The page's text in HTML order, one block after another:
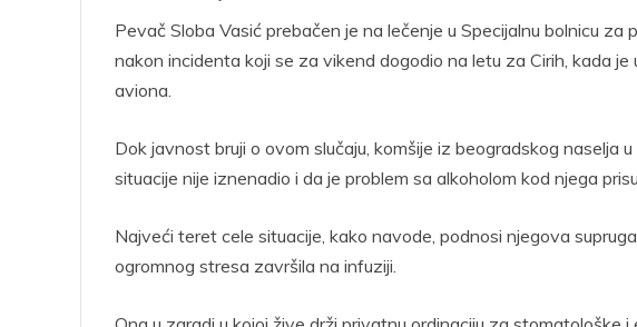
Pevač Sloba Vasić prebačen je na lečenje u Specijalnu bolnicu za
nakon incidenta koji se za vikend dogodio na letu za Cirih, kada
aviona.
Dok javnost bruji o ovom slučaju, komšije iz beogradskog naselja
situacije nije iznenadio i da je problem sa alkoholom kod njega
Najveći teret cele situacije, kako navode, podnosi njegova
ogromnog stresa završila na infuziji.